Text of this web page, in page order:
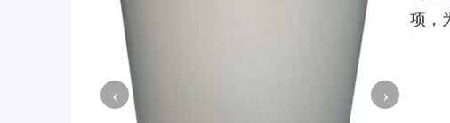
‹ ›
项，